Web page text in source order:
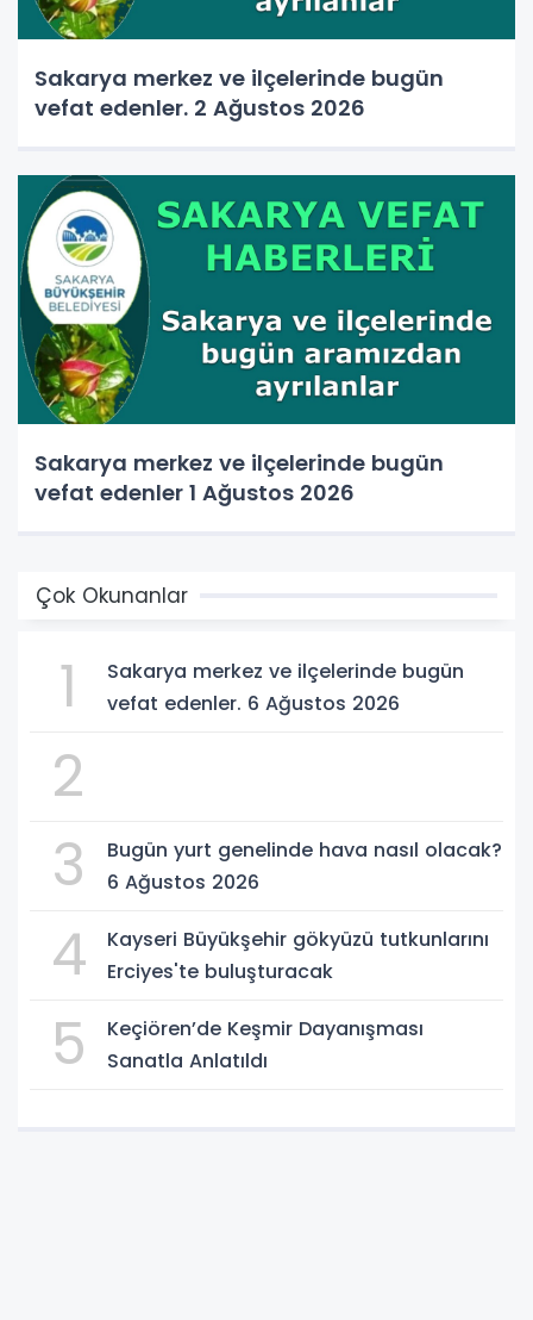
Sakarya merkez ve ilçelerinde bugün
vefat edenler. 2 Ağustos 2026
Sakarya merkez ve ilçelerinde bugün
vefat edenler 1 Ağustos 2026
Çok Okunanlar
1
Sakarya merkez ve ilçelerinde bugün
vefat edenler. 6 Ağustos 2026
2
3
Bugün yurt genelinde hava nasıl olacak?
6 Ağustos 2026
4
Kayseri Büyükşehir gökyüzü tutkunlarını
Erciyes'te buluşturacak
5
Keçiören’de Keşmir Dayanışması
Sanatla Anlatıldı